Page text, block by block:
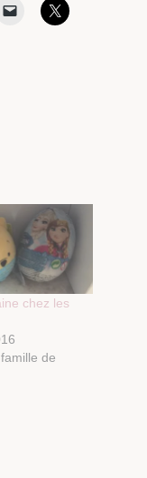
chez les
de